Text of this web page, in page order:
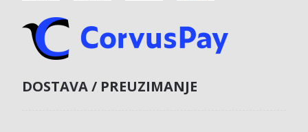
DOSTAVA / PREUZIMANJE